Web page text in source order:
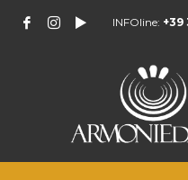
INFOline: +39